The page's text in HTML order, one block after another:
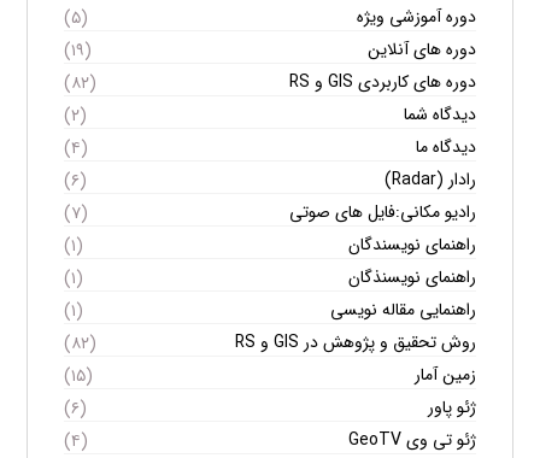
دوره آموزشی ویژه
(۵)
دوره های آنلاین
(۱۹)
دوره های کاربردی GIS و RS
(۸۲)
دیدگاه شما
(۲)
دیدگاه ما
(۴)
رادار (Radar)
(۶)
رادیو مکانی:فایل های صوتی
(۷)
راهنمای نویسندگان
(۱)
راهنمای نویسنذگان
(۱)
راهنمایی مقاله نویسی
(۱)
روش تحقیق و پژوهش در GIS و RS
(۸۲)
زمین آمار
(۱۵)
ژئو پاور
(۶)
ژئو تی وی GeoTV
(۴)